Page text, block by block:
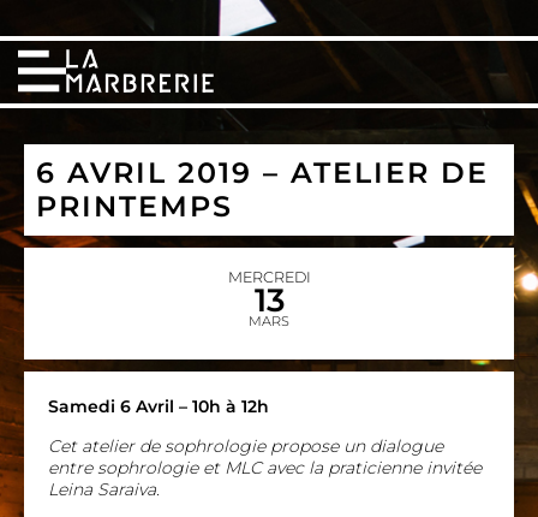
6 AVRIL 2019 – ATELIER DE
PRINTEMPS
MERCREDI
13
MARS
Samedi 6 Avril – 10h à 12h
Cet atelier de sophrologie propose un dialogue
entre sophrologie et MLC avec la praticienne invitée
Leina Saraiva.